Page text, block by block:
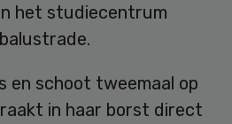
het studiecentrum
en schoot tweemaal op
in haar borst direct